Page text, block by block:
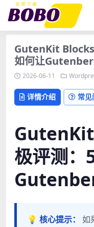
GutenKit
如何让
2026-06-11
详情介绍 常见
极评测：
💡 核心提示：
如